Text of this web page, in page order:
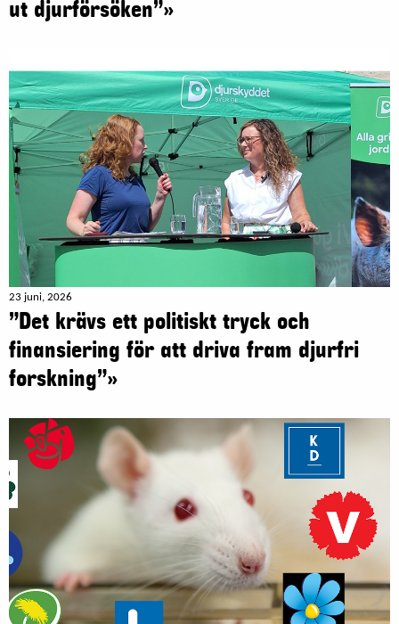
ut djurförsöken”»
23 juni, 2026
”Det krävs ett politiskt tryck och
finansiering för att driva fram djurfri
forskning”»